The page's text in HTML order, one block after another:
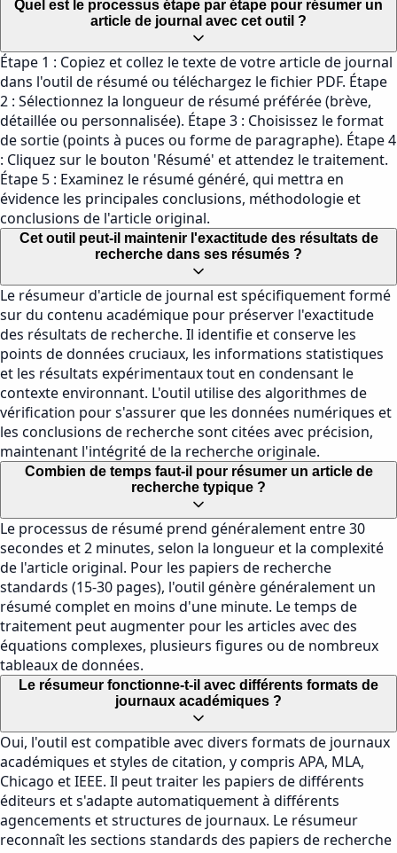
Quel est le processus étape par étape pour résumer un
article de journal avec cet outil ?
Étape 1 : Copiez et collez le texte de votre article de journal
dans l'outil de résumé ou téléchargez le fichier PDF. Étape
2 : Sélectionnez la longueur de résumé préférée (brève,
détaillée ou personnalisée). Étape 3 : Choisissez le format
de sortie (points à puces ou forme de paragraphe). Étape 4
: Cliquez sur le bouton 'Résumé' et attendez le traitement.
Étape 5 : Examinez le résumé généré, qui mettra en
évidence les principales conclusions, méthodologie et
conclusions de l'article original.
Cet outil peut-il maintenir l'exactitude des résultats de
recherche dans ses résumés ?
Le résumeur d'article de journal est spécifiquement formé
sur du contenu académique pour préserver l'exactitude
des résultats de recherche. Il identifie et conserve les
points de données cruciaux, les informations statistiques
et les résultats expérimentaux tout en condensant le
contexte environnant. L'outil utilise des algorithmes de
vérification pour s'assurer que les données numériques et
les conclusions de recherche sont citées avec précision,
maintenant l'intégrité de la recherche originale.
Combien de temps faut-il pour résumer un article de
recherche typique ?
Le processus de résumé prend généralement entre 30
secondes et 2 minutes, selon la longueur et la complexité
de l'article original. Pour les papiers de recherche
standards (15-30 pages), l'outil génère généralement un
résumé complet en moins d'une minute. Le temps de
traitement peut augmenter pour les articles avec des
équations complexes, plusieurs figures ou de nombreux
tableaux de données.
Le résumeur fonctionne-t-il avec différents formats de
journaux académiques ?
Oui, l'outil est compatible avec divers formats de journaux
académiques et styles de citation, y compris APA, MLA,
Chicago et IEEE. Il peut traiter les papiers de différents
éditeurs et s'adapte automatiquement à différents
agencements et structures de journaux. Le résumeur
reconnaît les sections standards des papiers de recherche